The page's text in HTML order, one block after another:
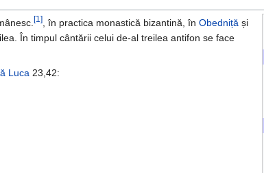
[1] , în practica monastică bizantină, în Obedniță și
În timpul cântării celui de-al treilea antifon se face
Luca 23,42: